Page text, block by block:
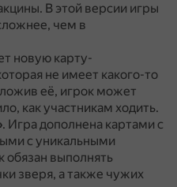
В этой версии игры
чем в
новую карту-
не имеет какого-то
её, игрок может
как участникам ходить.
. Игра дополнена картами с
с уникальными
обязан выполнять
зверя, а также чужих